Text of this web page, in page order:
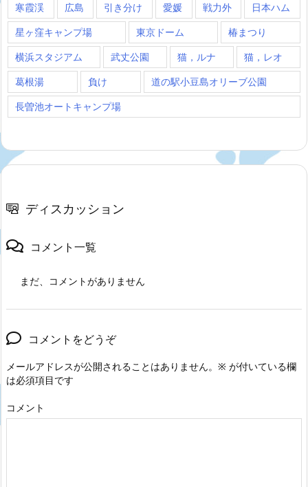
寒霞渓
広島 引き分け 愛媛 戦力外
日本ハム
星ヶ窪キャンプ場
東京ドーム
椿まつり
横浜スタジアム
武丈公園 猫，ルナ
猫，レオ
葛根湯
負け
道の駅小豆島オリーブ公園
長曽池オートキャンプ場
ディスカッション
コメント一覧
まだ、コメントがありません
コメントをどうぞ
メールアドレスが公開されることはありません。 ※ が付いている欄
は必須項目です
コメント